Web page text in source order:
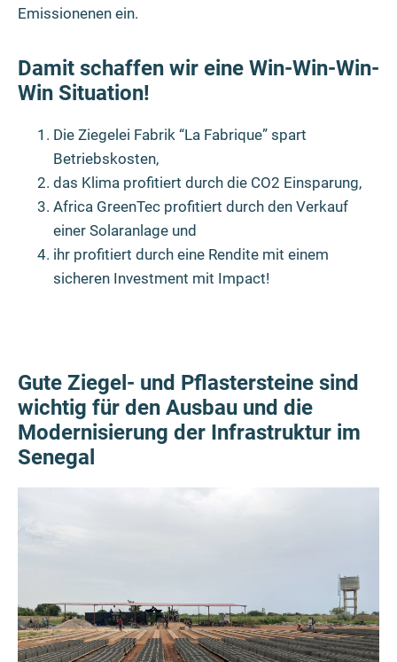
Emissionenen ein.
Damit schaffen wir eine Win-Win-Win-
Win Situation!
Die Ziegelei Fabrik “La Fabrique” spart
Betriebskosten,
das Klima profitiert durch die CO2 Einsparung,
Africa GreenTec profitiert durch den Verkauf
einer Solaranlage und
ihr profitiert durch eine Rendite mit einem
sicheren Investment mit Impact!
Gute Ziegel- und Pflastersteine sind
wichtig für den Ausbau und die
Modernisierung der Infrastruktur im
Senegal